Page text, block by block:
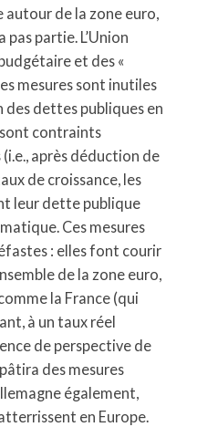
autour de la zone euro,
partie. L’Union
et des «
mesures sont inutiles
des dettes publiques en
sont contraints
après déduction de
de croissance, les
leur dette publique
Ces mesures
: elles font courir
de la zone euro,
la France (qui
à un taux réel
de perspective de
des mesures
également,
en Europe.